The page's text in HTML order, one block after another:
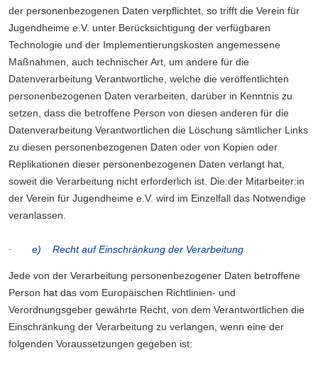
der personenbezogenen Daten verpflichtet, so trifft die Verein für
Jugendheime e.V. unter Berücksichtigung der verfügbaren
Technologie und der Implementierungskosten angemessene
Maßnahmen, auch technischer Art, um andere für die
Datenverarbeitung Verantwortliche, welche die veröffentlichten
personenbezogenen Daten verarbeiten, darüber in Kenntnis zu
setzen, dass die betroffene Person von diesen anderen für die
Datenverarbeitung Verantwortlichen die Löschung sämtlicher Links
zu diesen personenbezogenen Daten oder von Kopien oder
Replikationen dieser personenbezogenen Daten verlangt hat,
soweit die Verarbeitung nicht erforderlich ist. Die:der Mitarbeiter:in
der Verein für Jugendheime e.V. wird im Einzelfall das Notwendige
veranlassen.
· e) Recht auf Einschränkung der Verarbeitung
Jede von der Verarbeitung personenbezogener Daten betroffene
Person hat das vom Europäischen Richtlinien- und
Verordnungsgeber gewährte Recht, von dem Verantwortlichen die
Einschränkung der Verarbeitung zu verlangen, wenn eine der
folgenden Voraussetzungen gegeben ist: